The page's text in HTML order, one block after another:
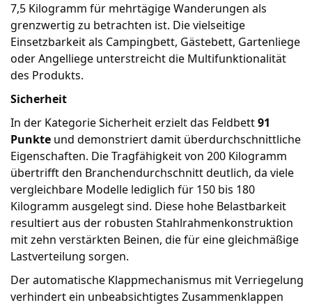
7,5 Kilogramm für mehrtägige Wanderungen als
grenzwertig zu betrachten ist. Die vielseitige
Einsetzbarkeit als Campingbett, Gästebett, Gartenliege
oder Angelliege unterstreicht die Multifunktionalität
des Produkts.
Sicherheit
In der Kategorie Sicherheit erzielt das Feldbett91
Punkte und demonstriert damit überdurchschnittliche
Eigenschaften. Die Tragfähigkeit von 200 Kilogramm
übertrifft den Branchendurchschnitt deutlich, da viele
vergleichbare Modelle lediglich für 150 bis 180
Kilogramm ausgelegt sind. Diese hohe Belastbarkeit
resultiert aus der robusten Stahlrahmenkonstruktion
mit zehn verstärkten Beinen, die für eine gleichmäßige
Lastverteilung sorgen.
Der automatische Klappmechanismus mit Verriegelung
verhindert ein unbeabsichtigtes Zusammenklappen